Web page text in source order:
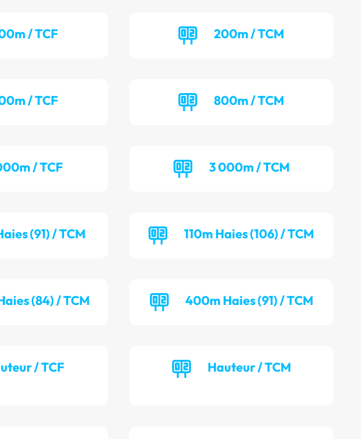
/ TCF 200m / TCM
/ TCF 800m / TCM
/ TCF 3 000m / TCM
(91) / TCM 110m Haies (106) / TCM
(84) / TCM 400m Haies (91) / TCM
/ TCF Hauteur / TCM